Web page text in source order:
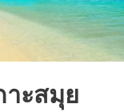
าะสมุย